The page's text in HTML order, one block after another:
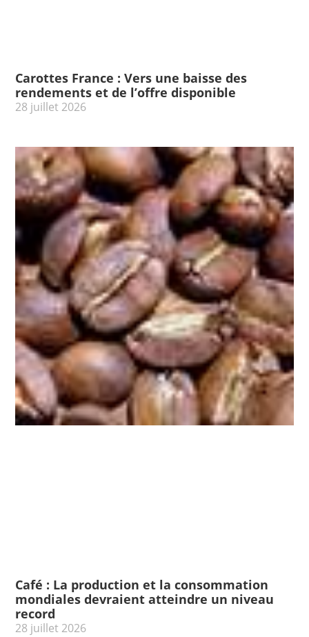
Carottes France : Vers une baisse des
rendements et de l’offre disponible
28 juillet 2026
Café : La production et la consommation
mondiales devraient atteindre un niveau
record
28 juillet 2026